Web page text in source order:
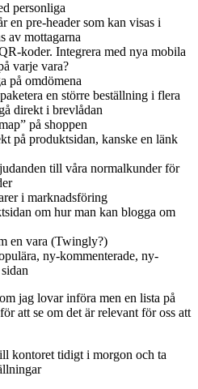
personliga
en pre-header som kan visas i
av mottagarna
koder. Integrera med nya mobila
varje vara?
på omdömena
en större beställning i flera
direkt i brevlådan
på shoppen
på produktsidan, kanske en länk
till våra normalkunder för
i marknadsföring
om hur man kan blogga om
en vara (Twingly?)
ny-kommenterade, ny-
jag lovar införa men en lista på
att se om det är relevant för oss att
kontoret tidigt i morgon och ta